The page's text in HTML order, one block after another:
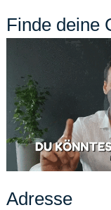
Finde deine
Adresse